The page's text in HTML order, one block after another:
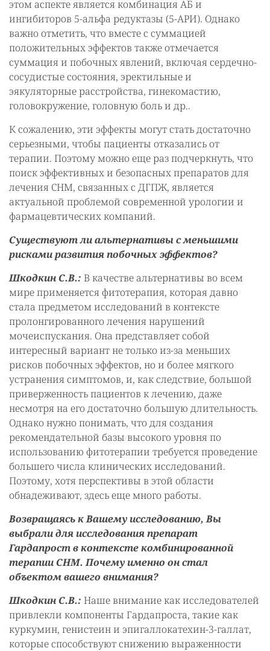
этом аспекте является комбинация АБ и
ингибиторов 5-альфа редуктазы (5-АРИ). Однако
важно отметить, что вместе с суммацией
положительных эффектов также отмечается
суммация и побочных явлений, включая сердечно-
сосудистые состояния, эректильные и
эякуляторные расстройства, гинекомастию,
головокружение, головную боль и др..
К сожалению, эти эффекты могут стать достаточно
серьезными, чтобы пациенты отказались от
терапии. Поэтому можно еще раз подчеркнуть, что
поиск эффективных и безопасных препаратов для
лечения СНМ, связанных с ДГПЖ, является
актуальной проблемой современной урологии и
фармацевтических компаний.
Существуют ли альтернативы с меньшими
рисками развития побочных эффектов?
Шкодкин С.В.: В качестве альтернативы во всем
мире применяется фитотерапия, которая давно
стала предметом исследований в контексте
пролонгированного лечения нарушений
мочеиспускания. Она представляет собой
интересный вариант не только из-за меньших
рисков побочных эффектов, но и более мягкого
устранения симптомов, и, как следствие, большой
приверженность пациентов к лечению, даже
несмотря на его достаточно большую длительность.
Однако нужно понимать, что для создания
рекомендательной базы высокого уровня по
использованию фитотерапии требуется проведение
большего числа клинических исследований.
Поэтому, хотя перспективы в этой области
обнадеживают, здесь еще много работы.
Возвращаясь к Вашему исследованию, Вы
выбрали для исследования препарат
Гардапрост в контексте комбинированной
терапии СНМ. Почему именно он стал
объектом вашего внимания?
Шкодкин С.В.: Наше внимание как исследователей
привлекли компоненты Гардапроста, такие как
куркумин, генистеин и эпигаллокатехин-3-галлат,
которые способствуют снижению выраженности